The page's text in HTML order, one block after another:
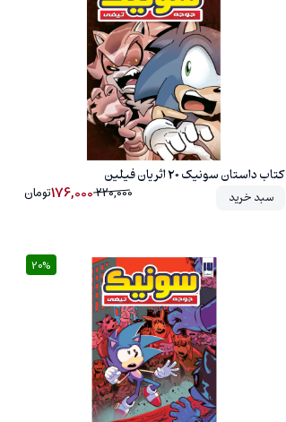
کتاب داستان سونیک 20 اثر یان فیلین
سبد خرید 220,000
176,000تومان
20%